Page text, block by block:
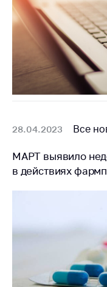
28.04.2023 Все
МАРТ выявило
в действиях